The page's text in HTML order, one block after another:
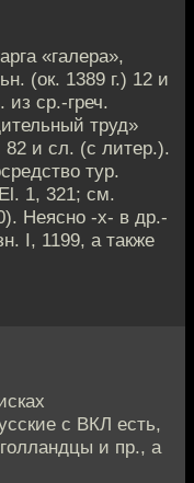
«галера»,
(ок. 1389 г.) 12 и
из ср.-греч.
труд»
и сл. (с литер.).
тур.
1, 321; см.
Неясно -х- в др.-
I, 1199, а также
с ВКЛ есть,
и пр., а